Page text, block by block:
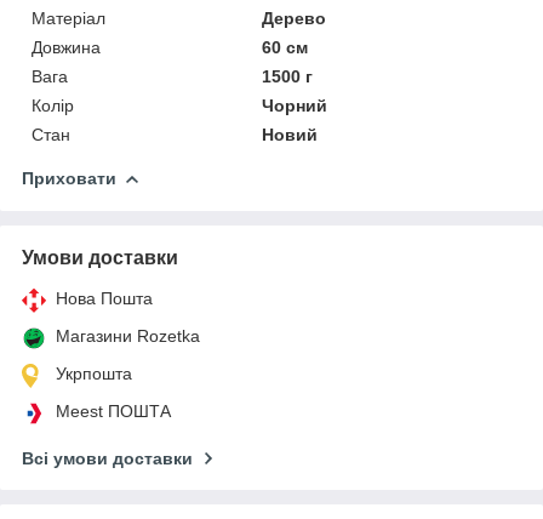
Матеріал
Дерево
Довжина
60 см
Вага
1500 г
Колір
Чорний
Стан
Новий
Приховати
Умови доставки
Нова Пошта
Магазини Rozetka
Укрпошта
Meest ПОШТА
Всі умови доставки